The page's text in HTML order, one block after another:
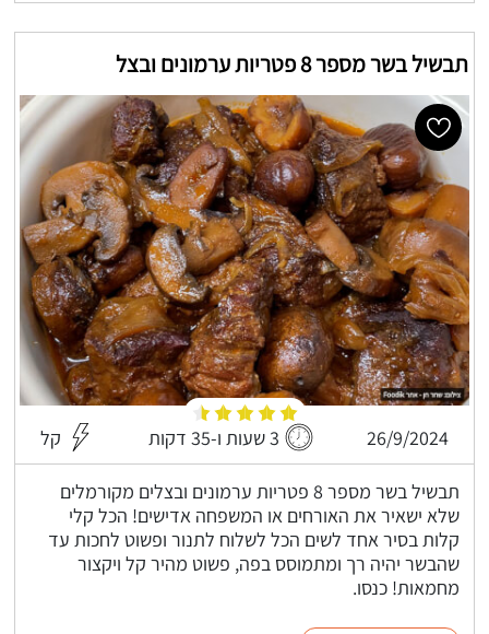
תבשיל בשר מספר 8 פטריות ערמונים ובצל
26/9/2024 3 שעות ו-35 דקות קל
תבשיל בשר מספר 8 פטריות ערמונים ובצלים מקורמלים
שלא ישאיר את האורחים או המשפחה אדישים! הכל קלי
קלות בסיר אחד לשים הכל לשלוח לתנור ופשוט לחכות עד
שהבשר יהיה רך ומתמוסס בפה, פשוט מהיר קל ויקצור
מחמאות! כנסו.